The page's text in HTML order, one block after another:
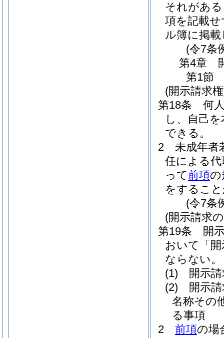
それがあ
項を記載
ル簿に掲
(令7条
第4章
第1節
(開示請求
第18条
何
し、自己
できる。
2
未成年者
任による代
って前項の
をするこ
(令7条
(開示請求
第19条
開
おいて「
ならない。
(1)
開示
(2)
開示
名称その
る事項
2
前項の場